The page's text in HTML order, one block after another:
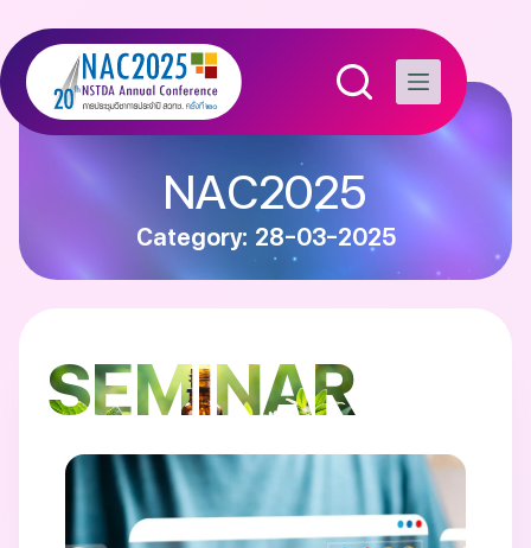
NAC2025
Category: 28-03-2025
SEMINAR